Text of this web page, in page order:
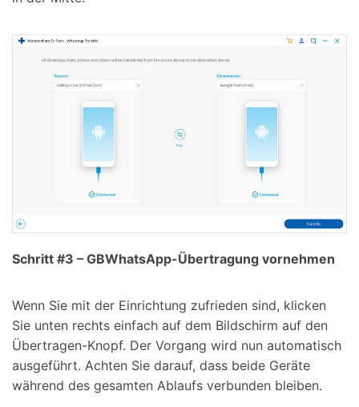
Schritt #3 – GBWhatsApp-Übertragung vornehmen
Wenn Sie mit der Einrichtung zufrieden sind, klicken
Sie unten rechts einfach auf dem Bildschirm auf den
Übertragen-Knopf. Der Vorgang wird nun automatisch
ausgeführt. Achten Sie darauf, dass beide Geräte
während des gesamten Ablaufs verbunden bleiben.